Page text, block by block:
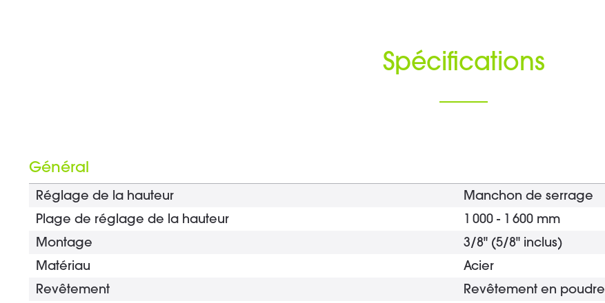
Spécifications
Général
Réglage de la hauteur
Manchon de serrage
Plage de réglage de la hauteur
1 000 - 1 600 mm
Montage
3/8" (5/8" inclus)
Matériau
Acier
Revêtement
Revêtement en poudre